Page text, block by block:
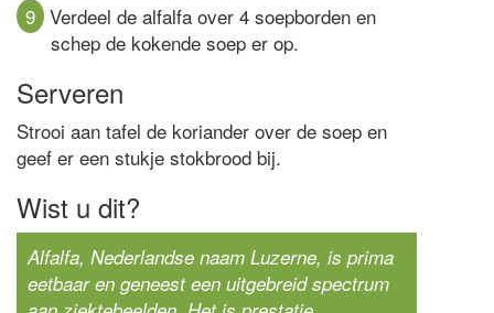
9 Verdeel de alfalfa over 4 soepborden en
schep de kokende soep er op.
Serveren
Strooi aan tafel de koriander over de soep en
geef er een stukje stokbrood bij.
Wist u dit?
Alfalfa, Nederlandse naam Luzerne, is prima
eetbaar en geneest een uitgebreid spectrum